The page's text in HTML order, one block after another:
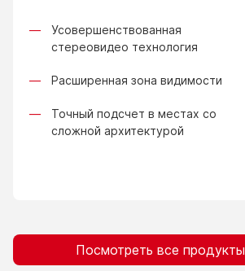
Усовершенствованная
стереовидео технология
Расширенная зона видимости
Точный подсчет в местах со
сложной архитектурой
Посмотреть все продукты